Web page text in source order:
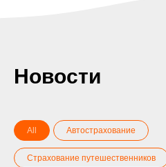
Новости
All Автострахование
Страхование путешественников